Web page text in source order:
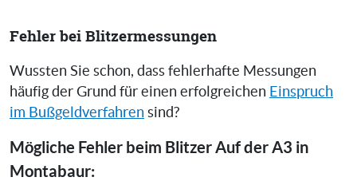
Fehler bei Blitzermessungen
Wussten Sie schon, dass fehlerhafte Messungen
häufig der Grund für einen erfolgreichen Einspruch
im Bußgeldverfahren sind?
Mögliche Fehler beim Blitzer Auf der A3 in
Montabaur: